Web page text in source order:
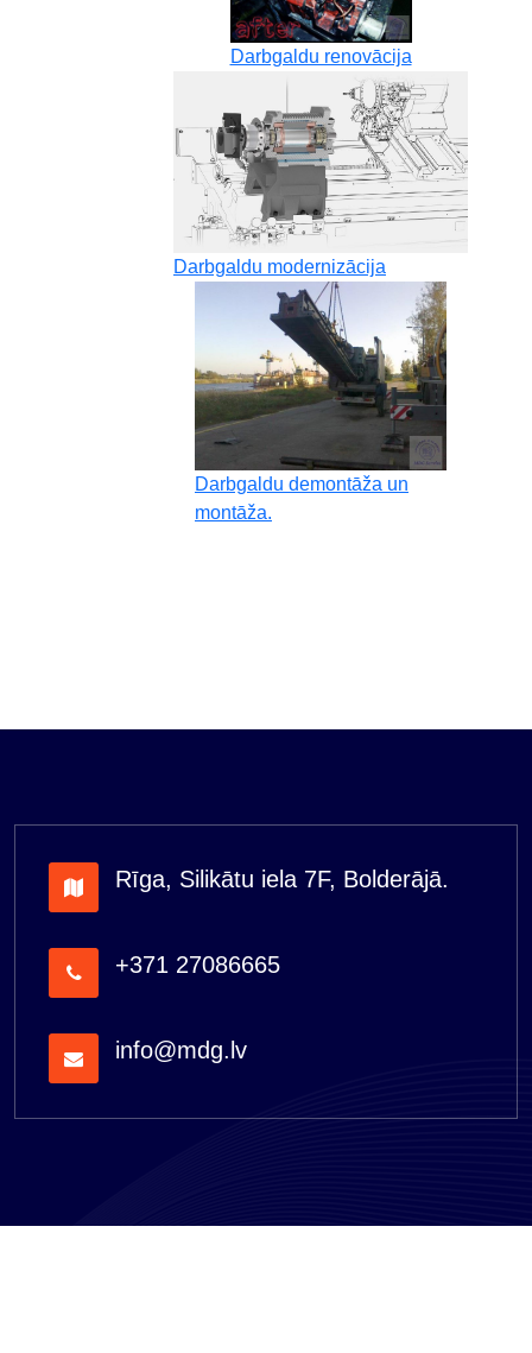
Darbgaldu renovācija
Darbgaldu modernizācija
Darbgaldu demontāža un
montāža.
Rīga, Silikātu iela 7F, Bolderājā.
+371 27086665
info@mdg.lv